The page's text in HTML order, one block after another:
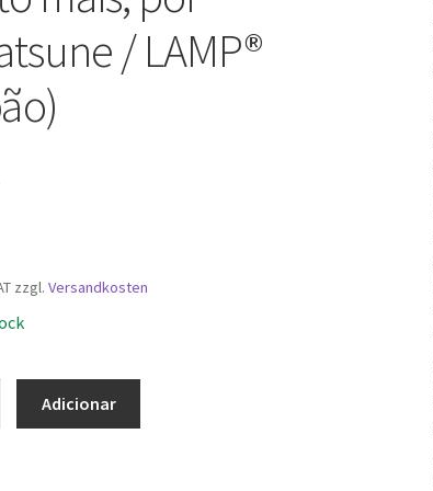
/ LAMP®
zzgl.Versandkosten
Adicionar